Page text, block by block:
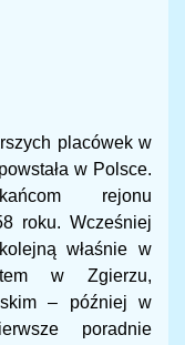
placówek w
w Polsce.
rejonu
roku. Wcześniej
właśnie w
w Zgierzu,
– później w
poradnie